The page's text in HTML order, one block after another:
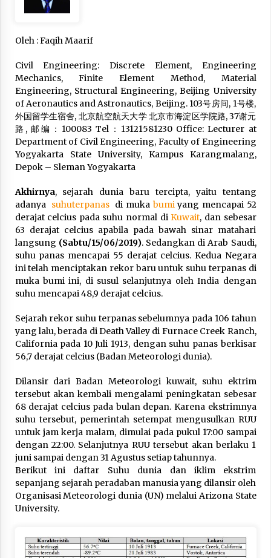
April 22, 2026
Laporan Aljazeera.net, Fasilitas Nuklir Iran
antara Pegawasan dan Pembongkaran : Apa
saja Skenario yang Mungkin Terjadi ?
February 7, 2026
Kalkulasi Dampak ‘’Serangan Militer’’ AS ke
Iran dan Penolakan Arab Saudi
February 6, 2026
Dirjen Bina Penyelenggaraan Haji Tegaskan
PPIH Harus Deliver Services kepada Jemaah
January 15, 2026
Pelunasan Haji Khusus Tahap III Ditutup,
Serapan Kuota Capai 101,81%
January 15, 2026
Oleh : Faqih Maarif
Civil Engineering: Discrete Element, Engineering
Mechanics, Finite Element Method, Material
Engineering, Structural Engineering, Beijing University
of Aeronautics and Astronautics, Beijing. 103号房间, 1号楼,
外国留学生宿舍, 北京航空航天大学 北京市海淀区学院路, 37谢元
路, 邮编：100083 Tel：13121581230 Office: Lecturer at
Department of Civil Engineering, Faculty of Engineering
Yogyakarta State University, Kampus Karangmalang,
Depok – Sleman Yogyakarta
Akhirnya, sejarah dunia baru tercipta, yaitu tentang
adanya suhuterpanasdi muka bumi yang mencapai 52
derajat celcius pada suhu normal diKuwait, dan sebesar
63 derajat celcius apabila pada bawah sinar matahari
langsung (Sabtu/15/06/2019). Sedangkan di Arab Saudi,
suhu panas mencapai 55 derajat celcius. Kedua Negara
ini telah menciptakan rekor baru untuk suhu terpanas di
muka bumi ini, di susul selanjutnya oleh India dengan
suhu mencapai 48,9 derajat celcius.
Sejarah rekor suhu terpanas sebelumnya pada 106 tahun
yang lalu, berada di Death Valley di Furnace Creek Ranch,
California pada 10 Juli 1913, dengan suhu panas berkisar
56,7 derajat celcius (Badan Meteorologi dunia).
Dilansir dari Badan Meteorologi kuwait, suhu ektrim
tersebut akan kembali mengalami peningkatan sebesar
68 derajat celcius pada bulan depan. Karena ekstrimnya
suhu tersebut, pemerintah setempat mengusulkan RUU
untuk jam kerja malam, dimulai pada pukul 17:00 sampai
dengan 22:00. Selanjutnya RUU tersebut akan berlaku 1
juni sampai dengan 31 Agustus setiap tahunnya.
Berikut ini daftar Suhu dunia dan iklim ekstrim
sepanjang sejarah peradaban manusia yang dilansir oleh
Organisasi Meteorologi dunia (UN) melalui Arizona State
University.